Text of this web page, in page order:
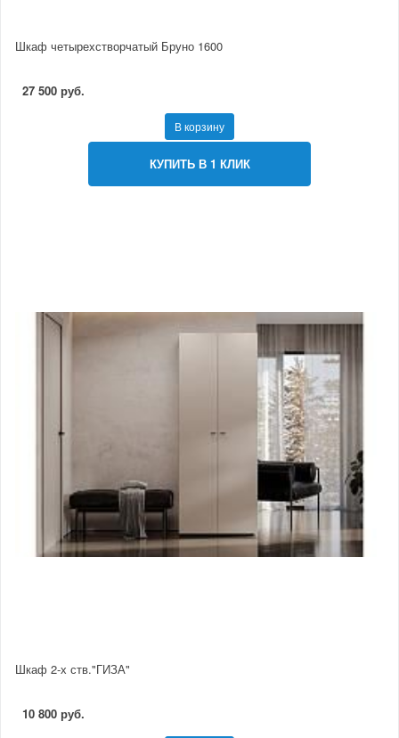
Шкаф четырехстворчатый Бруно 1600
27 500 руб.
В корзину
КУПИТЬ В 1 КЛИК
Шкаф 2-х ств."ГИЗА"
10 800 руб.